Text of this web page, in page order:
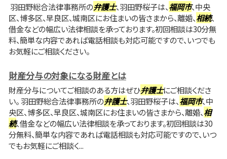
羽田野総合法律事務所の弁護士、羽田野桜子は、福岡市、中央
区、博多区、早良区、城南区にお住まいの皆さまから、離婚、相続、
借金などの幅広い法律相談を承っております。初回相談は30分無
料、簡単な内容であれば電話相談も対応可能ですので、いつでも
お気軽にご相談ください。
財産分与の対象になる財産とは
財産分与についてご相談のある方はぜひ弁護士にご相談くださ
い。 羽田野総合法律事務所の弁護士、羽田野桜子は、福岡市、中
央区、博多区、早良区、城南区にお住まいの皆さまから、離婚、相
続、借金などの幅広い法律相談を承っております。初回相談は30
分無料、簡単な内容であれば電話相談も対応可能ですので、いつ
でもお気軽にご相談く...